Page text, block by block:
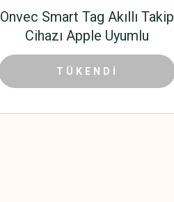
Onvec Smart Tag Akıllı Takip
Cihazı Apple Uyumlu
300,00 TL 300,00 TL
TÜKENDİ